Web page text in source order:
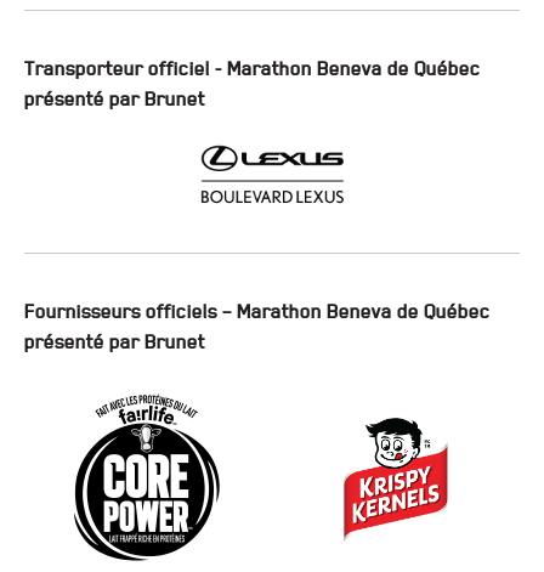
Transporteur officiel - Marathon Beneva de Québec
présenté par Brunet
Fournisseurs officiels – Marathon Beneva de Québec
présenté par Brunet